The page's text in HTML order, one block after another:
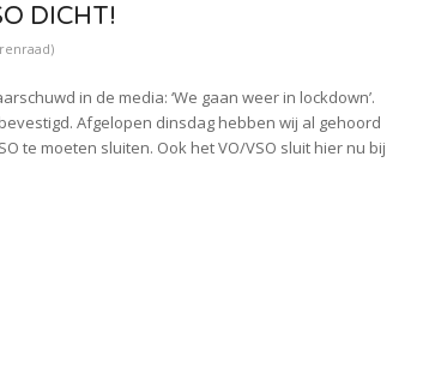
DICHT!
in de media: ‘We gaan weer in lockdown’.
Afgelopen dinsdag hebben wij al gehoord
te moeten sluiten. Ook het VO/VSO sluit hier nu bij